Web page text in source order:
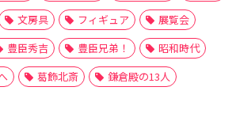
文房具 フィギュア
展覧会
豊臣秀吉 豊臣兄弟！
昭和時代
葛飾北斎 鎌倉殿の13人